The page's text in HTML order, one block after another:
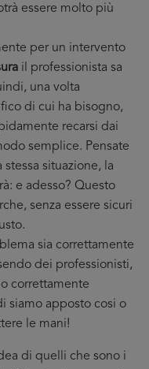
essere molto più
per un intervento
il professionista sa
una volta
di cui ha bisogno,
recarsi dai
semplice. Pensate
situazione, la
e adesso? Questo
senza essere sicuri
sia correttamente
dei professionisti,
correttamente
siamo apposto cosi o
le mani!
di quelli che sono i